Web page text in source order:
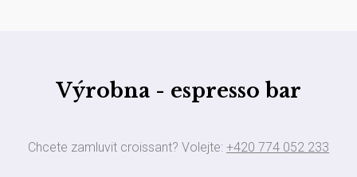
Výrobna - espresso bar
Chcete zamluvit croissant? Volejte: +420 774 052 233